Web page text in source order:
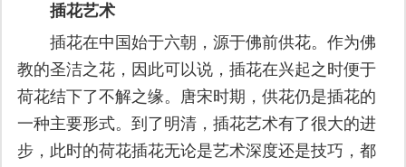
插花艺术
插花在中国始于六朝，源于佛前供花。作为佛
教的圣洁之花，因此可以说，插花在兴起之时便于
荷花结下了不解之缘。唐宋时期，供花仍是插花的
一种主要形式。到了明清，插花艺术有了很大的进
步，此时的荷花插花无论是艺术深度还是技巧，都